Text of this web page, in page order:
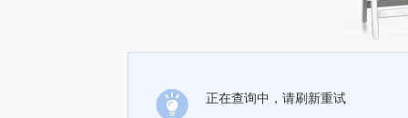
正在查询中，请刷新重试